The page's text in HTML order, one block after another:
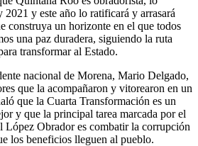
y este año lo ratificará y arrasará
construya un horizonte en el que todos
una paz duradera, siguiendo la ruta
transformar al Estado.
nacional de Morena, Mario Delgado,
que la acompañaron y vitorearon en un
que la Cuarta Transformación es un
y que la principal tarea marcada por el
López Obrador es combatir la corrupción
los beneficios lleguen al pueblo.